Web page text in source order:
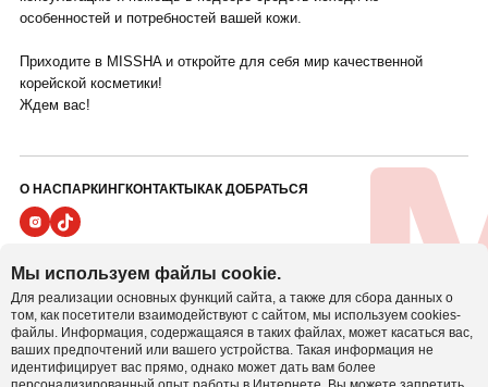
особенностей и потребностей вашей кожи.
Приходите в MISSHA и откройте для себя мир качественной
корейской косметики!
Ждем вас!
О НАСПАРКИНГКОНТАКТЫ КАК ДОБРАТЬСЯ
ПОЛИТИКА В ОТНОШЕНИИ ОБРАБОТКИ ПЕРСОНАЛЬНЫХ ДАННЫХ
Настроить cookie
ПОЛИТИКА COOKIE
Иностранное унитарное предприятие
Мы используем файлы cookie.
Для реализации основных функций сайта, а также для сбора данных о
том, как посетители взаимодействуют с сайтом, мы используем cookies-
файлы. Информация, содержащаяся в таких файлах, может касаться вас,
ваших предпочтений или вашего устройства. Такая информация не
идентифицирует вас прямо, однако может дать вам более